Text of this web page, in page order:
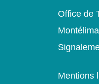
Office de
Mentions